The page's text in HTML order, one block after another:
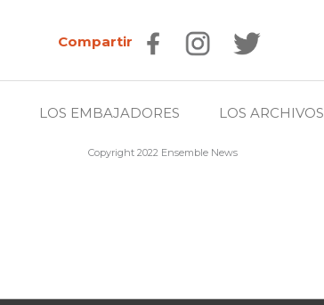
Compartir
LOS EMBAJADORES LOS ARCHIVOS
Copyright 2022 Ensemble News